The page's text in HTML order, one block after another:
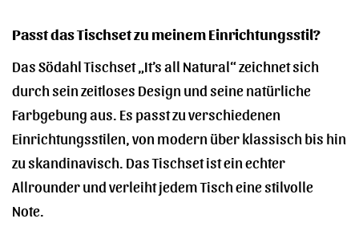
Passt das Tischset zu meinem Einrichtungsstil?
Das Södahl Tischset „It’s all Natural“ zeichnet sich
durch sein zeitloses Design und seine natürliche
Farbgebung aus. Es passt zu verschiedenen
Einrichtungsstilen, von modern über klassisch bis hin
zu skandinavisch. Das Tischset ist ein echter
Allrounder und verleiht jedem Tisch eine stilvolle
Note.